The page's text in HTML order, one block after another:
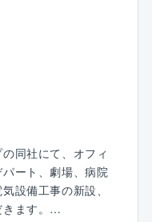
件の施工管理
担当いただきま
ど上流もお任せい
、残業はおおむね2
同社にて、オフィ
ート、劇場、病院
設備工事の新設、
ます。